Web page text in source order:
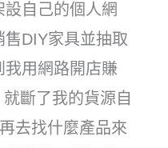
自己的個人網
DIY家具並抽取
我用網路開店賺
斷了我的貨源自
去找什麼產品來